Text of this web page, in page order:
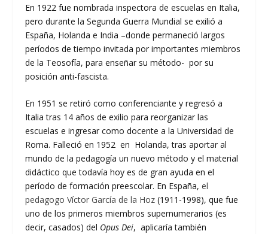
En 1922 fue nombrada inspectora de escuelas en Italia,
pero durante la Segunda Guerra Mundial se exilió a
España, Holanda e India –donde permaneció largos
períodos de tiempo invitada por importantes miembros
de la Teosofía, para enseñar su método- por su
posición anti-fascista.
En 1951 se retiró como conferenciante y regresó a
Italia tras 14 años de exilio para reorganizar las
escuelas e ingresar como docente a la Universidad de
Roma. Falleció en 1952 en Holanda, tras aportar al
mundo de la pedagogía un nuevo método y el material
didáctico que todavía hoy es de gran ayuda en el
período de formación preescolar. En España,el
pedagogo Víctor García de la Hoz (1911-1998), que fue
uno de los primeros miembros supernumerarios (es
decir, casados) del Opus Dei, aplicaría también